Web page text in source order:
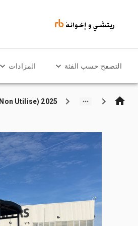
التصفح حسب الفئة المزادات
2025 JPC HT25 Mini-Pelle (Non Utilise) حفارة صغيرة (Unused)